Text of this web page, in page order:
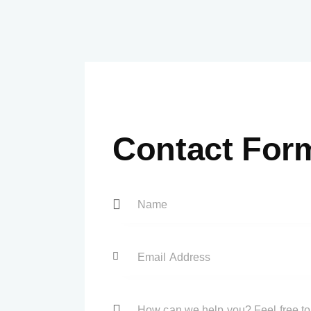
Contact